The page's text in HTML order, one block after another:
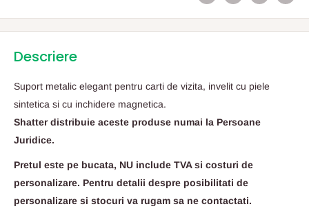
Descriere
Suport metalic elegant pentru carti de vizita, invelit cu piele
sintetica si cu inchidere magnetica.
Shatter distribuie aceste produse numai la Persoane
Juridice.
Pretul este pe bucata, NU include TVA si costuri de
personalizare. Pentru detalii despre posibilitati de
personalizare si stocuri va rugam sa ne contactati.